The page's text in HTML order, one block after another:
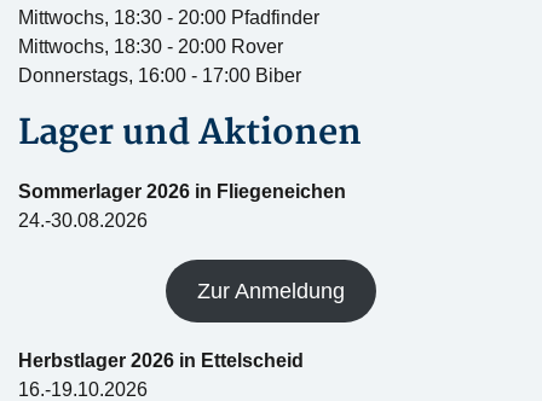
Mittwochs, 18:30 - 20:00 Pfadfinder
Mittwochs, 18:30 - 20:00 Rover
Donnerstags, 16:00 - 17:00 Biber
Lager und Aktionen
Sommerlager 2026 in Fliegeneichen
24.-30.08.2026
Zur Anmeldung
Herbstlager 2026 in Ettelscheid
16.-19.10.2026